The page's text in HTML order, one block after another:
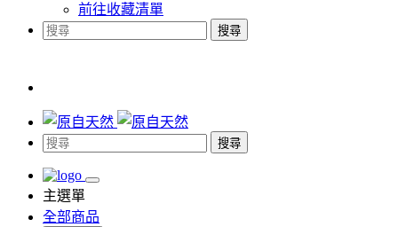
前往收藏清單
搜尋
搜尋
主選單
全部商品